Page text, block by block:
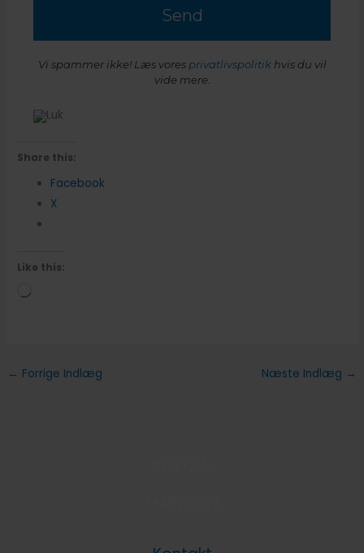
Vi spammer ikke! Læs vores privatlivspolitikhvis du vil
vide mere.
Share this:
Facebook
X
Like this:
← Forrige Indlæg Næste Indlæg →